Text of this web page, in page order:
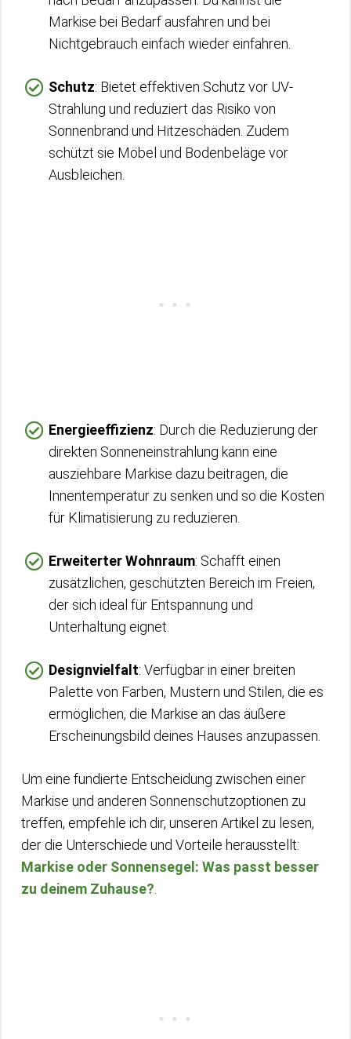
Markise bei Bedarf ausfahren und bei
Nichtgebrauch einfach wieder einfahren.
Schutz: Bietet effektiven Schutz vor UV-
Strahlung und reduziert das Risiko von
Sonnenbrand und Hitzeschäden. Zudem
schützt sie Möbel und Bodenbeläge vor
Ausbleichen.
Energieeffizienz: Durch die Reduzierung der
direkten Sonneneinstrahlung kann eine
ausziehbare Markise dazu beitragen, die
Innentemperatur zu senken und so die Kosten
für Klimatisierung zu reduzieren.
Erweiterter Wohnraum: Schafft einen
zusätzlichen, geschützten Bereich im Freien,
der sich ideal für Entspannung und
Unterhaltung eignet.
Designvielfalt: Verfügbar in einer breiten
Palette von Farben, Mustern und Stilen, die es
ermöglichen, die Markise an das äußere
Erscheinungsbild deines Hauses anzupassen.
Um eine fundierte Entscheidung zwischen einer
Markise und anderen Sonnenschutzoptionen zu
treffen, empfehle ich dir, unseren Artikel zu lesen,
der die Unterschiede und Vorteile herausstellt:
Markise oder Sonnensegel: Was passt besser
zu deinem Zuhause?